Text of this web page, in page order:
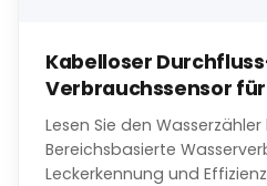
Kabelloser
Verbrauchssensor
Lesen Sie den
Bereichsbasierte
Leckerkennung und